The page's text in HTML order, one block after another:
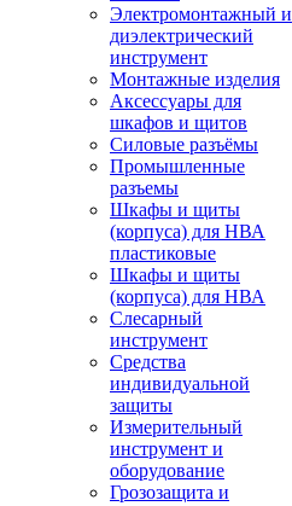
Электромонтажный и
диэлектрический
инструмент
Монтажные изделия
Аксессуары для
шкафов и щитов
Силовые разъёмы
Промышленные
разъемы
Шкафы и щиты
(корпуса) для НВА
пластиковые
Шкафы и щиты
(корпуса) для НВА
Слесарный
инструмент
Средства
индивидуальной
защиты
Измерительный
инструмент и
оборудование
Грозозащита и